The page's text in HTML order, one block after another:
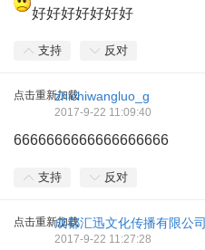
好好好好好好好
支持 反对
点击重新加载zhichiwangluo_g
2017-9-22 11:09:40
6666666666666666666
支持 反对
点击重新加载成都汇迅文化传播有限公司
2017-9-22 11:27:28